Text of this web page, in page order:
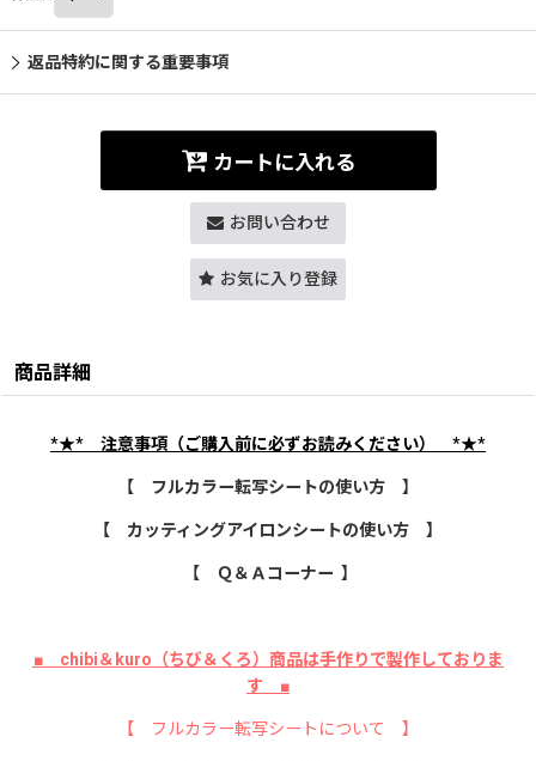
返品特約に関する重要事項
カートに入れる
お問い合わせ
お気に入り登録
商品詳細
*★* 注意事項（ご購入前に必ずお読みください） *★*
【 フルカラー転写シートの使い方 】
【 カッティングアイロンシートの使い方 】
【 Ｑ＆Ａコーナー 】
■ chibi＆kuro（ちび＆くろ）商品は手作りで製作しておりま
す ■
【 フルカラー転写シートについて 】